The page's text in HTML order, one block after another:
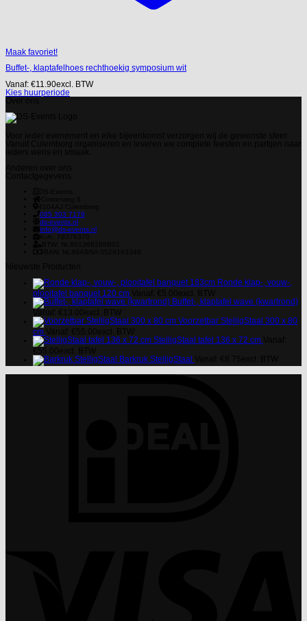
Maak favoriet!
Buffet-, klaptafelhoes rechthoekig symposium wit
Vanaf: €11.90excl. BTW
Kies huurperiode
085 303 7179
ds-events.nl
info@ds-events.nl
Ronde klap-, vouw-,
plooitafel banquet 120 cm
Buffet-, klaptafel wave (kwartrond)
Voorzetbar StelligStaal 300 x 80
cm
StelligStaal tafel 136 x 72 cm
Barkruk StelligStaal